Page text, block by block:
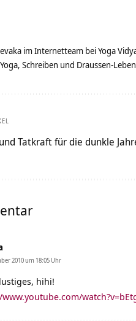
im Internetteam bei Yoga
Schreiben und Draussen-
Tatkraft für die dunkle
2010 um 18:05 Uhr
hihi!